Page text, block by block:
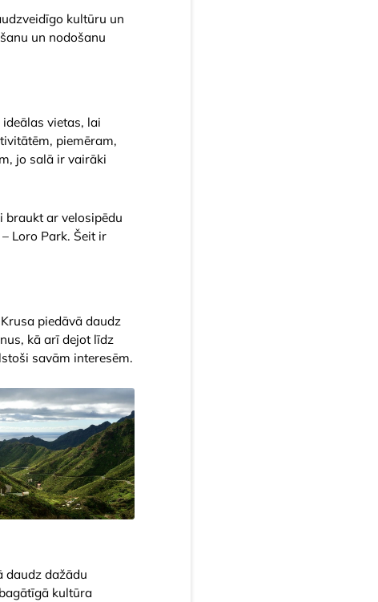
kultūru un
un nodošanu
vietas, lai
piemēram,
jo salā ir vairāki
braukt ar velosipēdu
Loro Park. Šeit ir
piedāvā daudz
kā arī dejot līdz
savām interesēm.
daudz dažādu
kultūra